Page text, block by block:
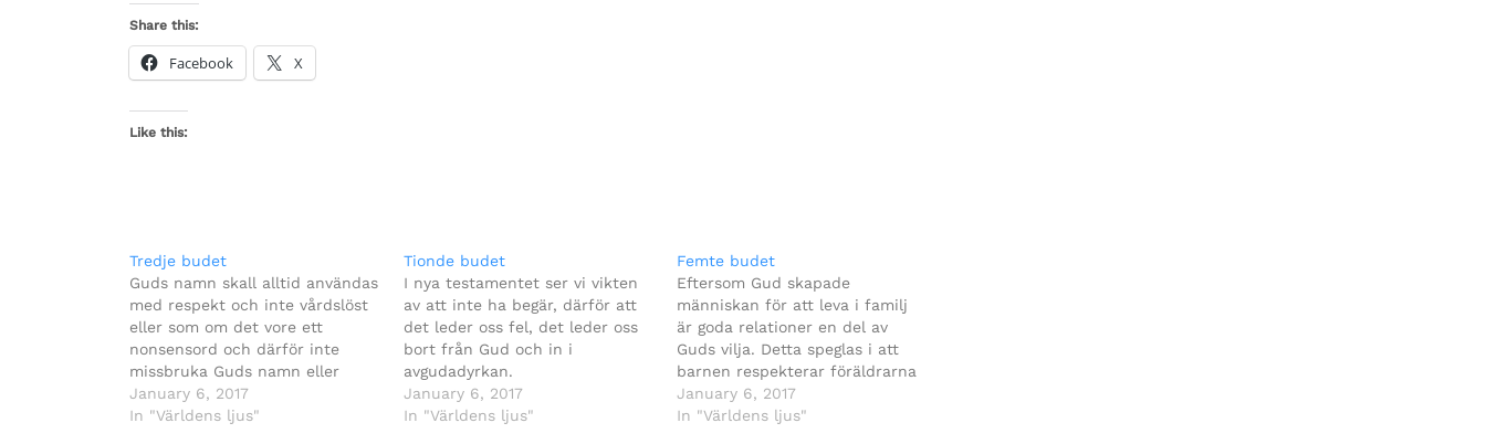
Share this:
Facebook X
Like this:
Tredje budet
Guds namn skall alltid användas
med respekt och inte vårdslöst
eller som om det vore ett
nonsensord och därför inte
missbruka Guds namn eller
använda det tanklöst.
January 6, 2017
In "Världens ljus"
Tionde budet
I nya testamentet ser vi vikten
av att inte ha begär, därför att
det leder oss fel, det leder oss
bort från Gud och in i
avgudadyrkan.
January 6, 2017
In "Världens ljus"
Femte budet
Eftersom Gud skapade
människan för att leva i familj
är goda relationer en del av
Guds vilja. Detta speglas i att
barnen respekterar föräldrarna
och värnar dem.
January 6, 2017
In "Världens ljus"